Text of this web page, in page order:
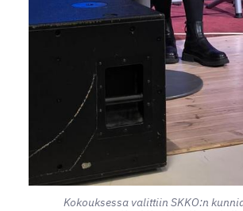
Kokouksessa valittiin SKKO:n